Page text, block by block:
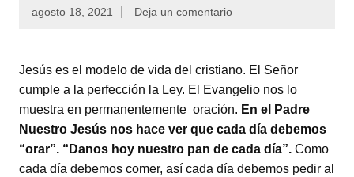
agosto 18, 2021 Deja un comentario
Jesús es el modelo de vida del cristiano. El Señor
cumple a la perfección la Ley. El Evangelio nos lo
muestra en permanentemente oración. En el Padre
Nuestro Jesús nos hace ver que cada día debemos
“orar”. “Danos hoy nuestro pan de cada día”. Como
cada día debemos comer, así cada día debemos pedir al